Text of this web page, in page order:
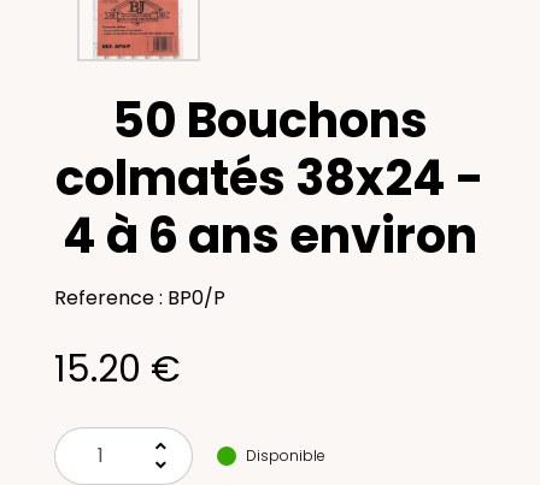
50 Bouchons
colmatés 38x24 -
4 à 6 ans environ
Reference : BP0/P
15.20 €
keyboard_arrow_up
keyboard_arrow_down
Disponible